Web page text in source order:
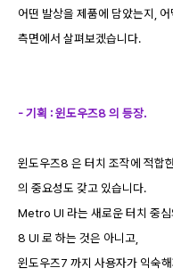
어떤 발상을 제품에 담았는지,
측면에서 살펴보겠습니다.
- 기획 : 윈도우즈8 의 등장.
윈도우즈8 은 터치 조작에 적합
의 중요성도 갖고 있습니다.
Metro UI 라는 새로운 터치 중
8 UI 로 하는 것은 아니고,
윈도우즈7 까지 사용자가 익숙